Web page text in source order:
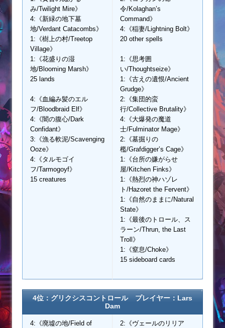
み/Twilight Mire》
4:《新緑の地下墓
地/Verdant Catacombs》
1:《樹上の村/Treetop
Village》
1:《花盛りの湿
地/Blooming Marsh》
25 lands
4:《血編み髪のエル
フ/Bloodbraid Elf》
4:《闇の腹心/Dark
Confidant》
3:《漁る軟泥/Scavenging
Ooze》
4:《タルモゴイ
フ/Tarmogoyf》
15 creatures
令/Kolaghan’s
Command》
4:《稲妻/Lightning Bolt》
20 other spells
1:《思考囲
い/Thoughtseize》
1:《古えの遺恨/Ancient
Grudge》
2:《集団的蛮
行/Collective Brutality》
4:《大爆発の魔道
士/Fulminator Mage》
2:《墓掘りの
檻/Grafdigger’s Cage》
1:《台所の嫌がらせ
屋/Kitchen Finks》
1:《熱烈の神ハゾレ
ト/Hazoret the Fervent》
1:《自然のままに/Natural
State》
1:《最後のトロール、ス
ラーン/Thrun, the Last
Troll》
1:《窒息/Choke》
15 sideboard cards
4位：グリクシスコントロール プレイヤー：Lars
Dam
4:《廃墟の地/Field of
2:《ヴェールのリリア